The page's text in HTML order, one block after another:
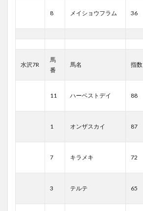
8 メイショウフラム 36
水沢7R
馬
番
馬名 指数
11 ハーベストデイ 88
1 オンザスカイ 87
7 キラメキ 72
3 テルテ 65